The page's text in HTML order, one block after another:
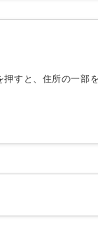
押すと、住所の一部